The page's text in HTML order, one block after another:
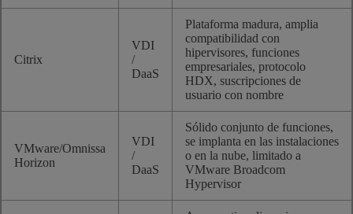
Citrix
VDI
/
DaaS
Plataforma madura, amplia
compatibilidad con
hipervisores, funciones
empresariales, protocolo
HDX, suscripciones de
usuario con nombre
VMware/Omnissa
Horizon
VDI
/
DaaS
Sólido conjunto de funciones,
se implanta en las instalaciones
o en la nube, limitado a
VMware Broadcom
Hypervisor